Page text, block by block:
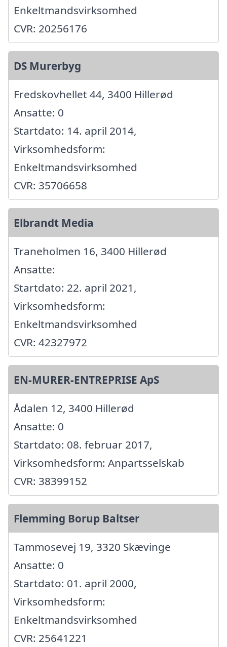
Enkeltmandsvirksomhed
CVR: 20256176
DS Murerbyg
Fredskovhellet 44, 3400 Hillerød
Ansatte: 0
Startdato: 14. april 2014,
Virksomhedsform:
Enkeltmandsvirksomhed
CVR: 35706658
Elbrandt Media
Traneholmen 16, 3400 Hillerød
Ansatte:
Startdato: 22. april 2021,
Virksomhedsform:
Enkeltmandsvirksomhed
CVR: 42327972
EN-MURER-ENTREPRISE ApS
Ådalen 12, 3400 Hillerød
Ansatte: 0
Startdato: 08. februar 2017,
Virksomhedsform: Anpartsselskab
CVR: 38399152
Flemming Borup Baltser
Tammosevej 19, 3320 Skævinge
Ansatte: 0
Startdato: 01. april 2000,
Virksomhedsform:
Enkeltmandsvirksomhed
CVR: 25641221